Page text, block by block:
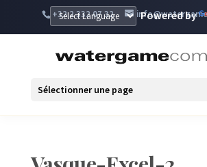
+32 2 332 07 32 Powered by
Sélectionner une page